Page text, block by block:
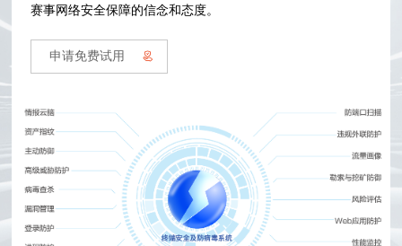
赛事网络安全保障的信念和态度。
申请免费试用